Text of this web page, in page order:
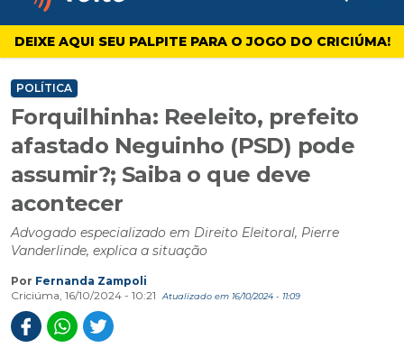
4oito
DEIXE AQUI SEU PALPITE PARA O JOGO DO CRICIÚMA!
POLÍTICA
Forquilhinha: Reeleito, prefeito
afastado Neguinho (PSD) pode
assumir?; Saiba o que deve
acontecer
Advogado especializado em Direito Eleitoral, Pierre
Vanderlinde, explica a situação
Por Fernanda Zampoli
Criciúma, 16/10/2024 - 10:21
Atualizado em 16/10/2024 - 11:09